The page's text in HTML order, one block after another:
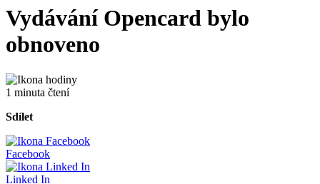
Vydávání Opencard bylo
obnoveno
1 minuta čtení
Sdílet
Facebook
Linked In